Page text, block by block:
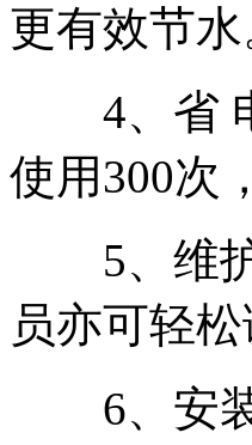
更有效节水
4、省 电
使用300次
5、维护
员亦可轻
6、安装